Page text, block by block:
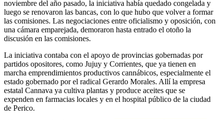
noviembre del año pasado, la iniciativa había quedado congelada y
luego se renovaron las bancas, con lo que hubo que volver a formar
las comisiones. Las negociaciones entre oficialismo y oposición, con
una cámara emparejada, demoraron hasta entrado el otoño la
discusión en las comisiones.
La iniciativa contaba con el apoyo de provincias gobernadas por
partidos opositores, como Jujuy y Corrientes, que ya tienen en
marcha emprendimientos productivos cannábicos, especialmente el
estado gobernado por el radical Gerardo Morales. Allí la empresa
estatal Cannava ya cultiva plantas y produce aceites que se
expenden en farmacias locales y en el hospital público de la ciudad
de Perico.